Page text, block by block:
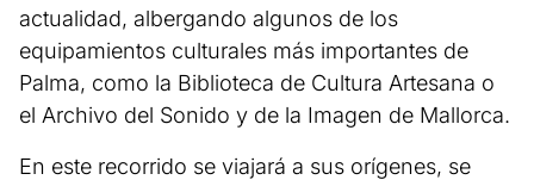
actualidad, albergando algunos de los
equipamientos culturales más importantes de
Palma, como la Biblioteca de Cultura Artesana o
el Archivo del Sonido y de la Imagen de Mallorca.
En este recorrido se viajará a sus orígenes, se